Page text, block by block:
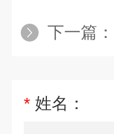
下一篇：
* 姓名：